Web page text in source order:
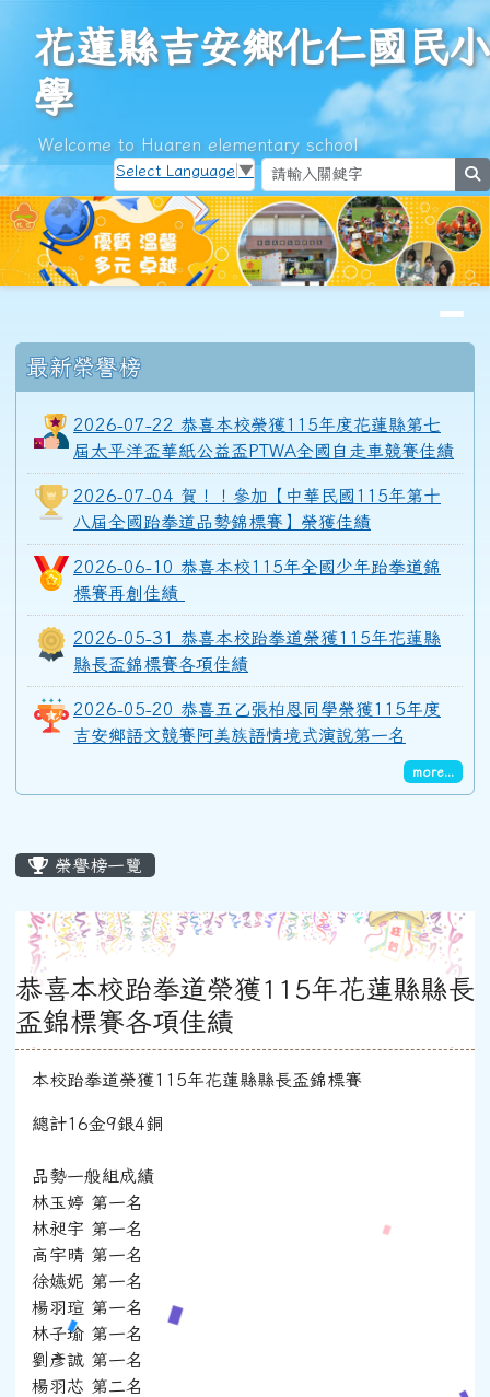
花蓮縣吉安鄉化仁國民小學
花蓮縣吉安鄉化仁國民小
學
Welcome to Huaren elementary school
Select Language ▼
上中區域內容
最新榮譽榜
2026-07-22 恭喜本校榮獲115年度花蓮縣第七
屆太平洋盃華紙公益盃PTWA全國自走車競賽佳績
2026-07-04 賀！！參加【中華民國115年第十
八屆全國跆拳道品勢錦標賽】榮獲佳績
2026-06-10 恭喜本校115年全國少年跆拳道錦
標賽再創佳績
2026-05-31 恭喜本校跆拳道榮獲115年花蓮縣
縣長盃錦標賽各項佳績
2026-05-20 恭喜五乙張柏恩同學榮獲115年度
吉安鄉語文競賽阿美族語情境式演說第一名
more...
榮譽榜一覽
恭喜本校跆拳道榮獲115年花蓮縣縣長
盃錦標賽各項佳績
本校跆拳道榮獲115年花蓮縣縣長盃錦標賽
總計16金9銀4銅
品勢一般組成績
林玉婷 第一名
林昶宇 第一名
高宇晴 第一名
徐嬿妮 第一名
楊羽瑄 第一名
林子瑜 第一名
劉彥誠 第一名
楊羽芯 第二名
頁尾區域